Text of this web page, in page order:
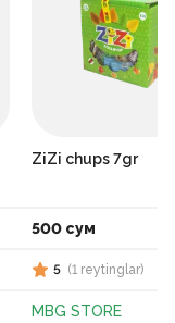
ZiZi chups 7gr
500 сум
5 (1 reytinglar)
MBG STORE